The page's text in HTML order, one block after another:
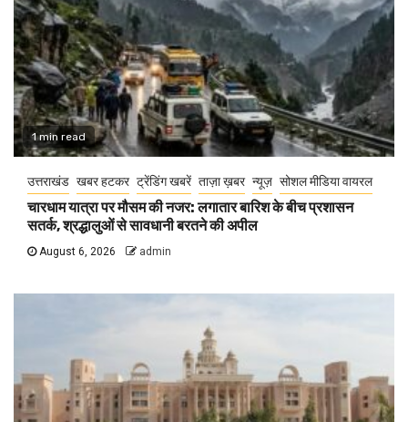
1 min read
उत्तराखंड खबर हटकर ट्रेंडिंग खबरें ताज़ा ख़बर न्यूज़ सोशल मीडिया वायरल
चारधाम यात्रा पर मौसम की नजर: लगातार बारिश के बीच प्रशासन
सतर्क, श्रद्धालुओं से सावधानी बरतने की अपील
August 6, 2026 admin